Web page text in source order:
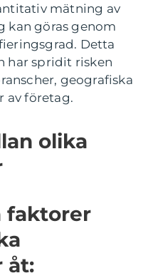
mätning av
kan göras genom
Detta
har spridit risken
geografiska
av företag.
olika
faktorer
åt: